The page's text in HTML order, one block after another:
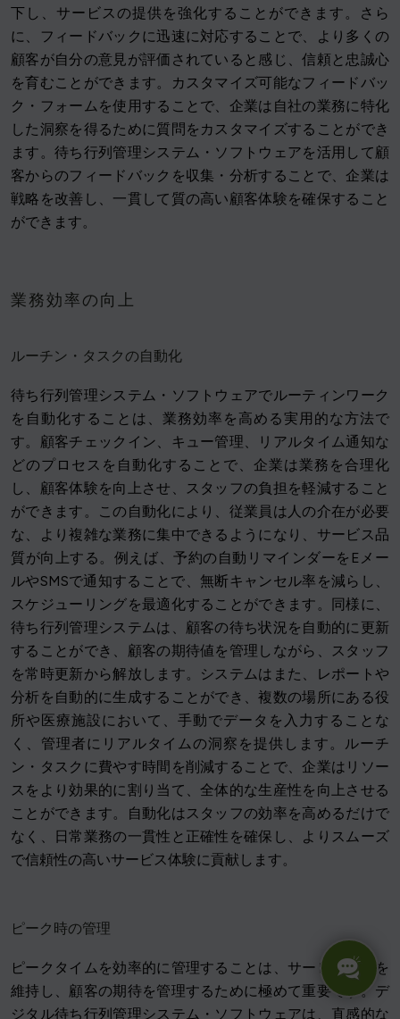
下し、サービスの提供を強化することができます。さら
に、フィードバックに迅速に対応することで、より多くの
顧客が自分の意見が評価されていると感じ、信頼と忠誠心
を育むことができます。カスタマイズ可能なフィードバッ
ク・フォームを使用することで、企業は自社の業務に特化
した洞察を得るために質問をカスタマイズすることができ
ます。待ち行列管理システム・ソフトウェアを活用して顧
客からのフィードバックを収集・分析することで、企業は
戦略を改善し、一貫して質の高い顧客体験を確保すること
ができます。
業務効率の向上
ルーチン・タスクの自動化
待ち行列管理システム・ソフトウェアでルーティンワーク
を自動化することは、業務効率を高める実用的な方法で
す。顧客チェックイン、キュー管理、リアルタイム通知な
どのプロセスを自動化することで、企業は業務を合理化
し、顧客体験を向上させ、スタッフの負担を軽減すること
ができます。この自動化により、従業員は人の介在が必要
な、より複雑な業務に集中できるようになり、サービス品
質が向上する。例えば、予約の自動リマインダーをEメー
ルやSMSで通知することで、無断キャンセル率を減らし、
スケジューリングを最適化することができます。同様に、
待ち行列管理システムは、顧客の待ち状況を自動的に更新
することができ、顧客の期待値を管理しながら、スタッフ
を常時更新から解放します。システムはまた、レポートや
分析を自動的に生成することができ、複数の場所にある役
所や医療施設において、手動でデータを入力することな
く、管理者にリアルタイムの洞察を提供します。ルーチ
ン・タスクに費やす時間を削減することで、企業はリソー
スをより効果的に割り当て、全体的な生産性を向上させる
ことができます。自動化はスタッフの効率を高めるだけで
なく、日常業務の一貫性と正確性を確保し、よりスムーズ
で信頼性の高いサービス体験に貢献します。
ピーク時の管理
ピークタイムを効率的に管理することは、サービス品質を
維持し、顧客の期待を管理するために極めて重要です。デ
ジタル待ち行列管理システム・ソフトウェアは、直感的な